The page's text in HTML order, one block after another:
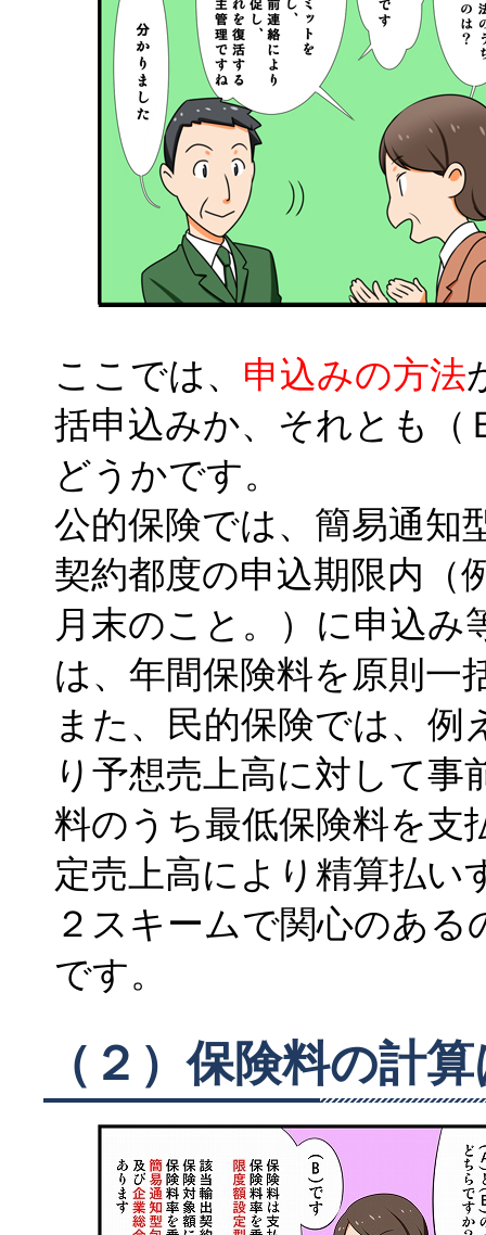
ここでは、 申込みの方法
括申込みか、それとも（
どうかです。
公的保険では、簡易通知
契約都度の申込期限内（
月末のこと。）に申込み
は、年間保険料を原則一
また、民的保険では、例
り予想売上高に対して
料のうち最低保険料を支
定売上高により精算払い
２スキームで関心のあ
です。
（２）保険料の計